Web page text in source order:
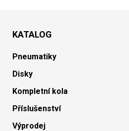
KATALOG
Pneumatiky
Disky
Kompletní kola
Příslušenství
Výprodej